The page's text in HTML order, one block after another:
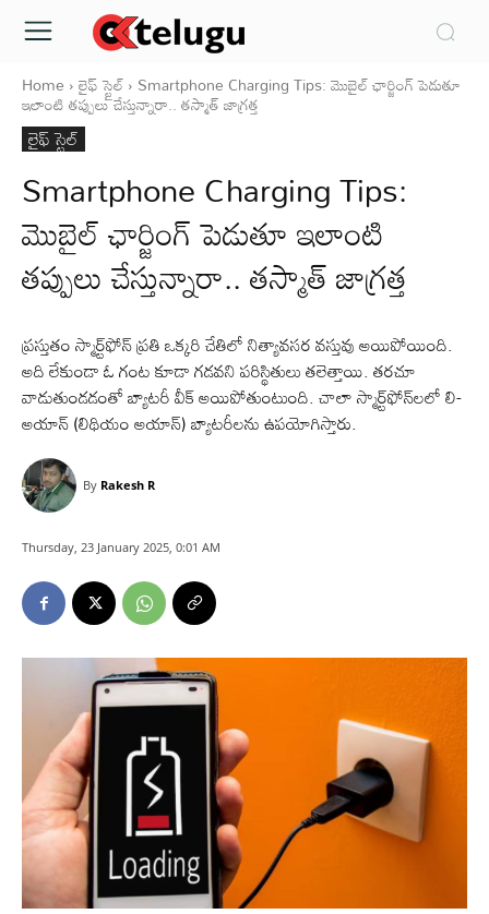
Home లైఫ్ స్టైల్ Smartphone Charging Tips: మొబైల్‌ ఛార్జింగ్‌ పెడుతూ
ఇలాంటి తప్పులు చేస్తున్నారా.. తస్మాత్ జాగ్రత్త
లైఫ్ స్టైల్
Smartphone Charging Tips:
మొబైల్‌ ఛార్జింగ్‌ పెడుతూ ఇలాంటి
తప్పులు చేస్తున్నారా.. తస్మాత్ జాగ్రత్త
ప్రస్తుతం స్మార్ట్‌ఫోన్ ప్రతి ఒక్కరి చేతిలో నిత్యావసర వస్తువు అయిపోయింది.
అది లేకుండా ఓ గంట కూడా గడవని పరిస్థితులు తలెత్తాయి. తరచూ
వాడుతుండడంతో బ్యాటరీ వీక్ అయిపోతుంటుంది. చాలా స్మార్ట్‌ఫోన్‌లలో లి-
అయాన్ (లిథియం అయాన్) బ్యాటరీలను ఉపయోగిస్తారు.
By Rakesh R
Thursday, 23 January 2025, 0:01 AM